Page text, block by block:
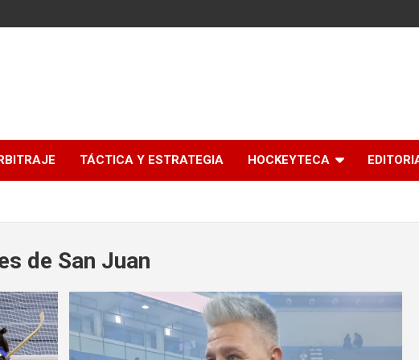
TÁCTICA Y ESTRATEGIA HOCKEYTECA
de San Juan